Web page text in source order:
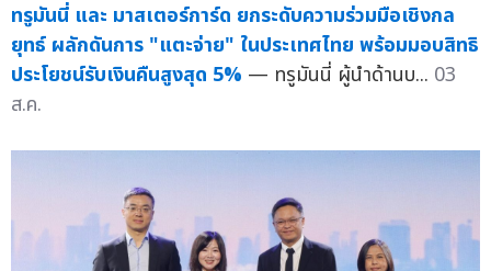
ทรูมันนี่ และ มาสเตอร์การ์ด ยกระดับความร่วมมือเชิงกล
ยุทธ์ ผลักดันการ "แตะจ่าย" ในประเทศไทย พร้อมมอบสิทธิ
ประโยชน์รับเงินคืนสูงสุด 5% — ทรูมันนี่ ผู้นำด้านบ... 03
ส.ค.